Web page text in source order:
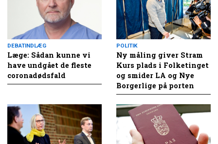
DEBATINDLÆG
Læge: Sådan kunne vi
have undgået de fleste
coronadødsfald
POLITIK
Ny måling giver Stram
Kurs plads i Folketinget
og smider LA og Nye
Borgerlige på porten